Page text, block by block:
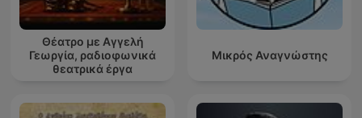
Θέατρο με Αγγελή
Γεωργία, ραδιοφωνικά
θεατρικά έργα
Μικρός Αναγνώστης